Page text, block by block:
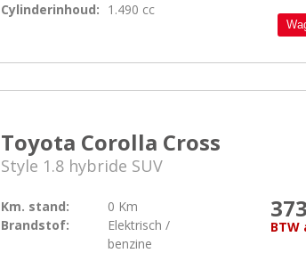
Cylinderinhoud: 1.490 cc
Toyota Corolla Cross
Style 1.8 hybride SUV
Km. stand:
0 Km
Brandstof:
Elektrisch /
benzine